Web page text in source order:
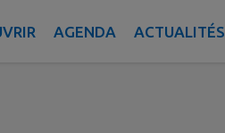
AGENDA ACTUALITÉS